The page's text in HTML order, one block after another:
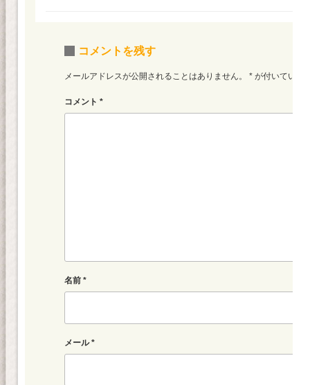
コメントを残す
メールアドレスが公開されることはありません。 * が付いている
コメント *
名前 *
メール*